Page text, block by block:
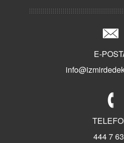
İyi Dedektif Nasıl Anlaşılır?
Türkiye'de Özel Dedektifliğin Tarihi
Dedektif Büroları Ne İş Yapar?
Sherlock Holmes Dedektiflik
Türkiye'nin İlk Özel Dedektiflik
E-
444 7